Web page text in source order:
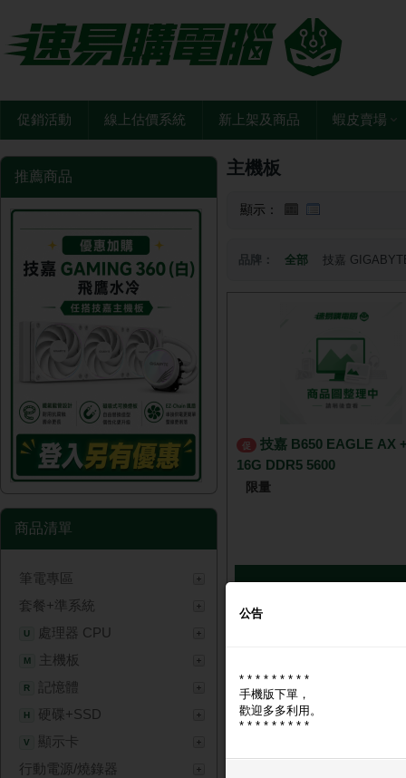
促銷活動 線上估價系統 新上架及商品 蝦皮賣場
推薦商品
商品清單
筆電專區
套餐+準系統
U 處理器 CPU
M 主機板
R 記憶體
H 硬碟+SSD
V
顯示卡
行動電源/燒錄器
主機板
顯示：
品牌： 全部 技嘉
促
16G DDR5 5600
限量
公告
* * * * * * * * *
手機版下單，
歡迎多多利用。
* * * * * * * * *